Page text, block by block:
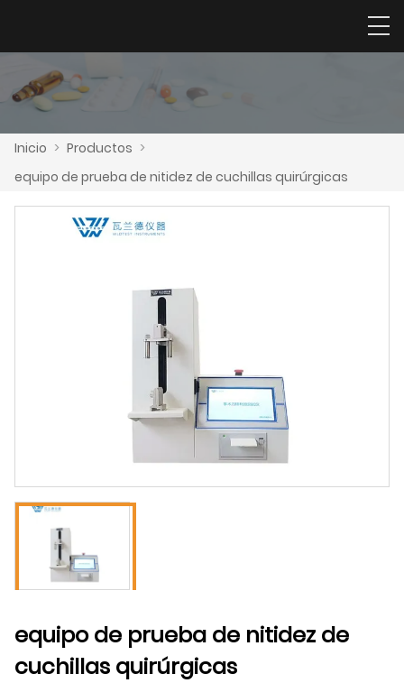
Inicio > Productos >
equipo de prueba de nitidez de cuchillas quirúrgicas
equipo de prueba de nitidez de
cuchillas quirúrgicas